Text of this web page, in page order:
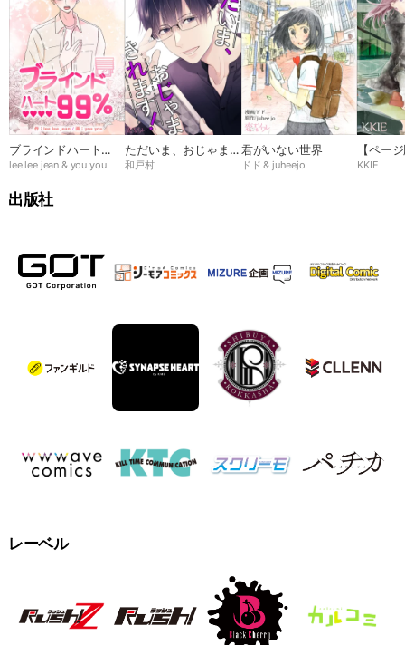
ブラインドハート
99％
lee lee jean & you you
ただいま、おじゃまさ
れます！
和戸村
君がいない世界
ドド & juheejo
【ペー
夜
KKIE
出版社
レーベル